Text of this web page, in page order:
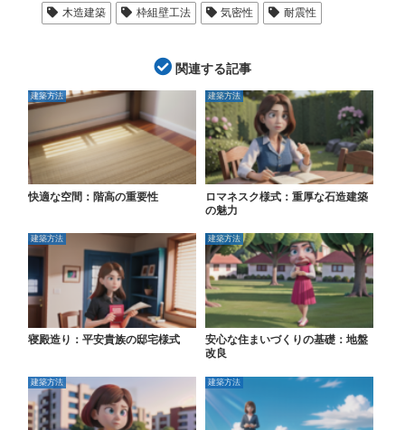
木造建築
枠組壁工法 気密性 耐震性
関連する記事
建築方法
快適な空間：階高の重要性
建築方法
ロマネスク様式：重厚な石造建築
の魅力
建築方法
寝殿造り：平安貴族の邸宅様式
建築方法
安心な住まいづくりの基礎：地盤
改良
建築方法 建築方法